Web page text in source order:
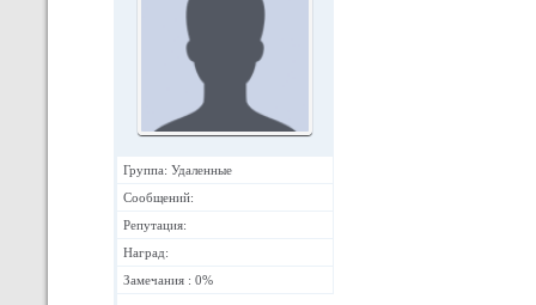
Группа: Удаленные
Сообщений:
Репутация:
Наград:
Замечания : 0%